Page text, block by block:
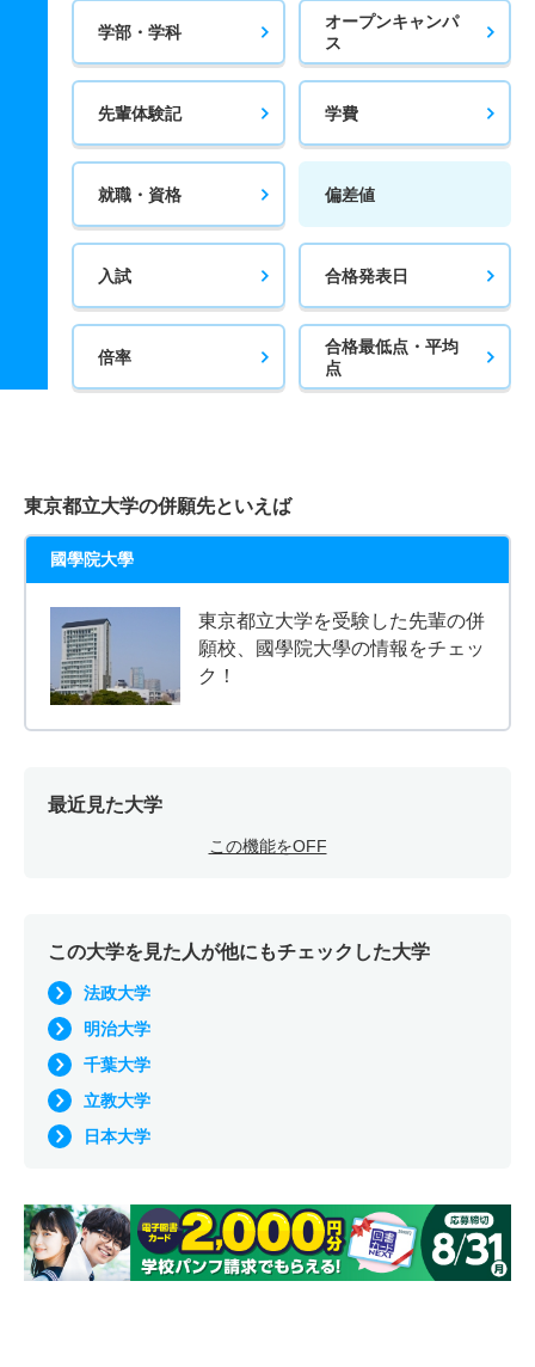
学部・学科
オープンキャンパ
ス
先輩体験記 学費
就職・資格 偏差値
入試 合格発表日
倍率
合格最低点・平均
点
東京都立大学の併願先といえば
國學院大學
東京都立大学を受験した先輩の併
願校、國學院大學の情報をチェッ
ク！
最近見た大学
この機能をOFF
この大学を見た人が他にもチェックした大学
法政大学
明治大学
千葉大学
立教大学
日本大学